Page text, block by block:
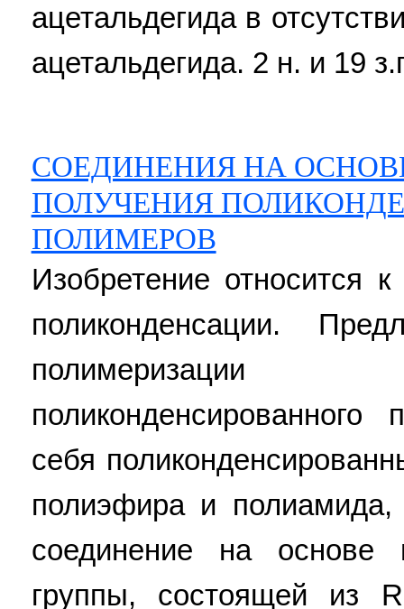
ацетальдегида в
ацетальдегида. 2 н. и 19
СОЕДИНЕНИЯ НА
ПОЛУЧЕНИЯ
ПОЛИМЕРОВ
Изобретение относится
поликонденсации.
полимеризации
себя
полиэфира и
соединение на основе
группы, состоящей из R